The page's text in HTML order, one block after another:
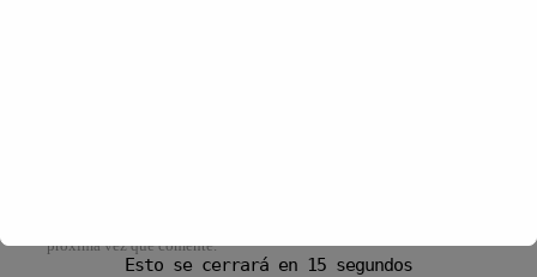
próxima vez que comente.
Esto se cerrará en 14 segundos